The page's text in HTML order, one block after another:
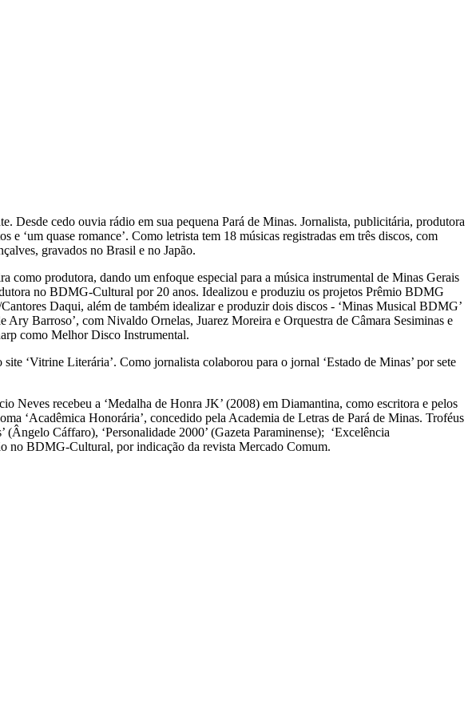
Desde cedo ouvia rádio em sua pequena Pará de Minas. Jornalista, publicitária, produtora
‘um quase romance’. Como letrista tem 18 músicas registradas em três discos, com
gravados no Brasil e no Japão.
produtora, dando um enfoque especial para a música instrumental de Minas Gerais
no BDMG-Cultural por 20 anos. Idealizou e produziu os projetos Prêmio BDMG
Daqui, além de também idealizar e produzir dois discos - ‘Minas Musical BDMG’
Barroso’, com Nivaldo Ornelas, Juarez Moreira e Orquestra de Câmara Sesiminas e
como Melhor Disco Instrumental.
‘Vitrine Literária’. Como jornalista colaborou para o jornal ‘Estado de Minas’ por sete
Neves recebeu a ‘Medalha de Honra JK’ (2008) em Diamantina, como escritora e pelos
‘Acadêmica Honorária’, concedido pela Academia de Letras de Pará de Minas. Troféus
Cáffaro), ‘Personalidade 2000’ (Gazeta Paraminense); ‘Excelência
no BDMG-Cultural, por indicação da revista Mercado Comum.